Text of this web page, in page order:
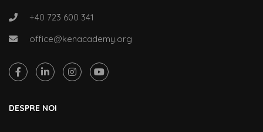
+40 723 600 341
office@kenacademy.org
DESPRE NOI